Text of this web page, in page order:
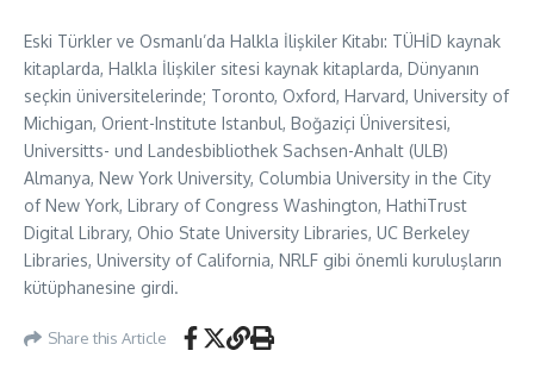
Eski Türkler ve Osmanlı’da Halkla İlişkiler Kitabı: TÜHİD kaynak
kitaplarda, Halkla İlişkiler sitesi kaynak kitaplarda, Dünyanın
seçkin üniversitelerinde; Toronto, Oxford, Harvard, University of
Michigan, Orient-Institute Istanbul, Boğaziçi Üniversitesi,
Universitts- und Landesbibliothek Sachsen-Anhalt (ULB)
Almanya, New York University, Columbia University in the City
of New York, Library of Congress Washington, HathiTrust
Digital Library, Ohio State University Libraries, UC Berkeley
Libraries, University of California, NRLF gibi önemli kuruluşların
kütüphanesine girdi.
Share this Article